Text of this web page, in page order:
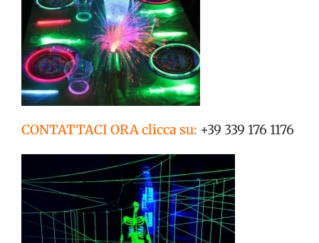
CONTATTACI ORA clicca su: +39 339 176 1176